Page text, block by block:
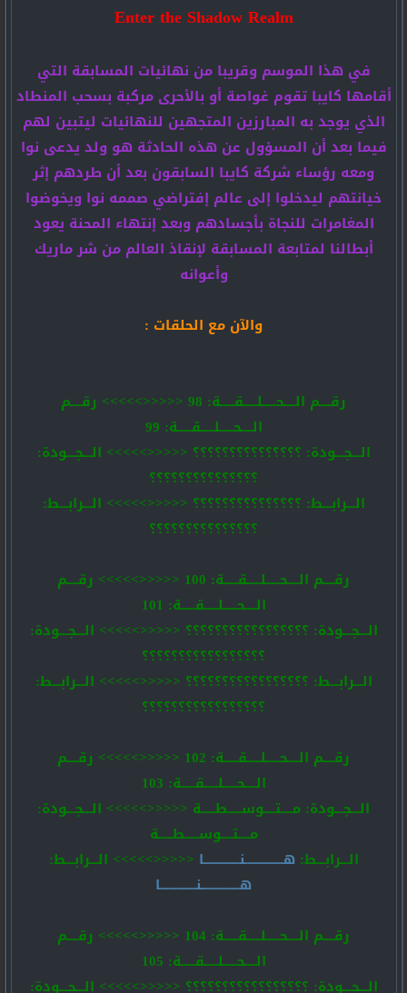
Enter the Shadow Realm
في هذا الموسم وقريبا من نهائيات المسابقة التي
أقامها كايبا تقوم غواصة أو بالأحرى مركبة بسحب المنطاد
الذي يوجد به المبارزين المتجهين للنهائيات ليتبين لهم
فيما بعد أن المسؤول عن هذه الحادثة هو ولد يدعى نوا
ومعه رؤساء شركة كايبا السابقون بعد أن طردهم إثر
خيانتهم ليدخلوا إلى عالم إفتراضي صممه نوا ويخوضوا
المغامرات للنجاة بأجسادهم وبعد إنتهاء المحنة يعود
أبطالنا لمتابعة المسابقة لإنقاذ العالم من شر ماريك
وأعوانه
والآن مع الحلقات :
رقــــم الــــحـــــلـــــقـــــة: 98 <<<<<>>>>> رقــــم
الــــحـــــلـــــقـــــة: 99
الـــجـــودة: ؟؟؟؟؟؟؟؟؟؟؟؟؟؟؟ <<<<<>>>>> الـــجـــودة:
؟؟؟؟؟؟؟؟؟؟؟؟؟؟؟
الـــرابـــط: ؟؟؟؟؟؟؟؟؟؟؟؟؟؟؟ <<<<<>>>>> الـــرابـــط:
؟؟؟؟؟؟؟؟؟؟؟؟؟؟؟
رقــــم الــــحـــــلـــــقـــــة: 100 <<<<<>>>>> رقــــم
الــــحـــــلـــــقـــــة: 101
الـــجـــودة: ؟؟؟؟؟؟؟؟؟؟؟؟؟؟؟؟؟ <<<<<>>>>> الـــجـــودة:
؟؟؟؟؟؟؟؟؟؟؟؟؟؟؟؟؟
الـــرابـــط: ؟؟؟؟؟؟؟؟؟؟؟؟؟؟؟؟؟ <<<<<>>>>> الـــرابـــط:
؟؟؟؟؟؟؟؟؟؟؟؟؟؟؟؟؟
رقــــم الــــحـــــلـــــقـــــة: 102 <<<<<>>>>> رقــــم
الــــحـــــلـــــقـــــة: 103
الـــجـــودة: مــــتــــوســـــطـــــة <<<<<>>>>> الـــجـــودة:
مــــتــــوســـــطـــــة
الـــرابـــط: هــــــــــــــنـــــــــــــا <<<<<>>>>> الـــرابـــط:
هــــــــــــــنـــــــــــــا
رقــــم الــــحـــــلـــــقـــــة: 104 <<<<<>>>>> رقــــم
الــــحـــــلـــــقـــــة: 105
الـــجـــودة: ؟؟؟؟؟؟؟؟؟؟؟؟؟؟؟؟؟ <<<<<>>>>> الـــجـــودة: